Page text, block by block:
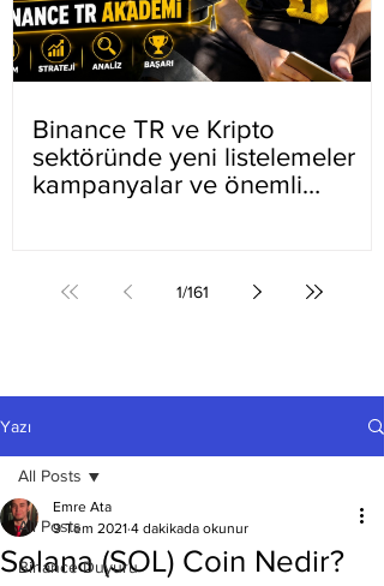
Binance TR ve Kripto
sektöründe yeni listelemeler
kampanyalar ve önemli
1/161
Yazı
All Posts
Binance Duyuru
All Posts
Solana (SOL) Coin Nedir?
Emre Ata
9 Tem 2021 4 dakikada okunur